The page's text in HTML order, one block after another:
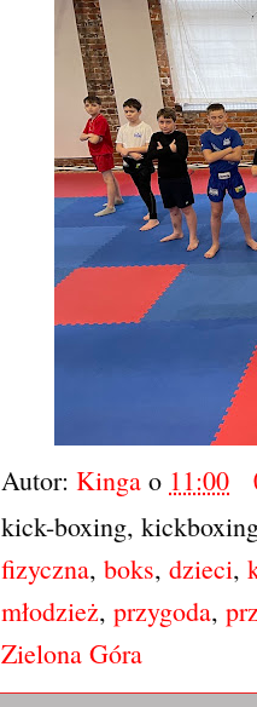
Autor: Kinga o 11:00
kick-boxing,
fizyczna, boks, dzieci,
młodzież, przygoda,
Zielona Góra